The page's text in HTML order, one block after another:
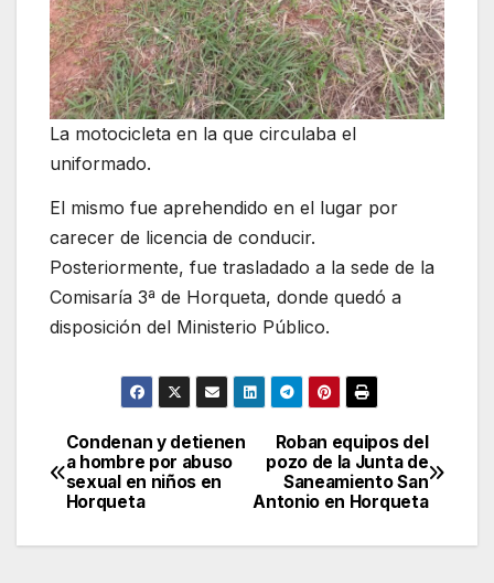
La motocicleta en la que circulaba el
uniformado.
El mismo fue aprehendido en el lugar por
carecer de licencia de conducir.
Posteriormente, fue trasladado a la sede de la
Comisaría 3ª de Horqueta, donde quedó a
disposición del Ministerio Público.
Navegación
de
entradas
Roban equipos del
pozo de la Junta de
Saneamiento San
Antonio en Horqueta
Condenan y detienen
a hombre por abuso
sexual en niños en
Horqueta